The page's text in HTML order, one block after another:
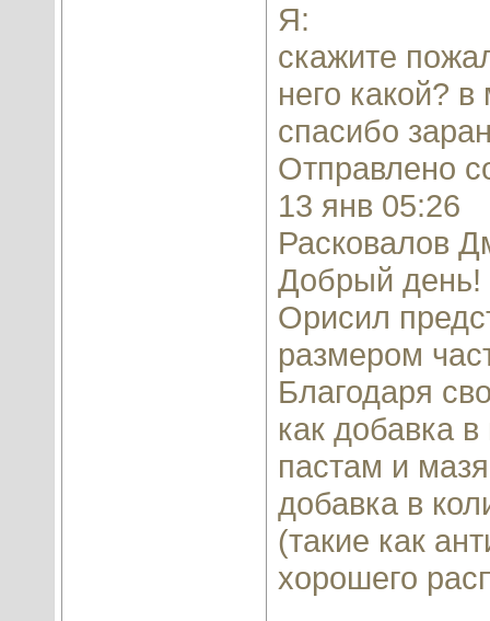
Я:
скажите
него какой?
спасибо
Отправлено
13 янв 05:26
Расковалов
Добрый день!
Орисил
размером
Благодаря
как добавка
пастам и
добавка в
(такие как
хорошего